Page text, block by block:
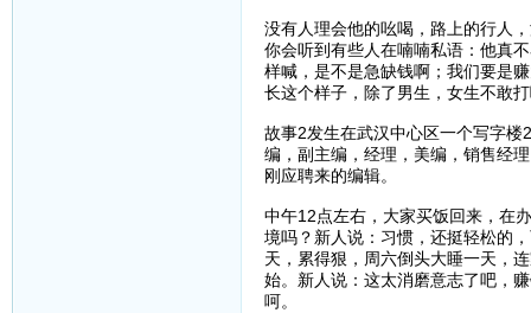
没有人理会他的吆喝，路上的行人
你会听到有些人在喃喃私语：他真
样喊，是不是急缺钱啊；我们要是
长这个样子，除了男生，女生不敢
故事2发生在武汉中心区一个写字
编，副主编，经理，美编，销售经
刚应聘来的编辑。
中午12点左右，大家买饭回来，在
境吗？新人说：习惯，还挺轻松的
天，累得狠，周六倒头大睡一天，
始。新人说：这太消磨意志了吧，
呵。